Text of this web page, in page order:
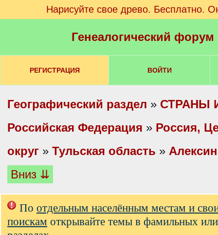
Нарисуйте свое древо. Бесплатно.
Генеалогический
РЕГИСТРАЦИЯ ВОЙТИ
Географический раздел » СТРАНЫ
Российская Федерация » Россия,
округ » Тульская область »
Вниз ⇊
По отдельным населённым местам и
поискам открывайте темы в фамильных